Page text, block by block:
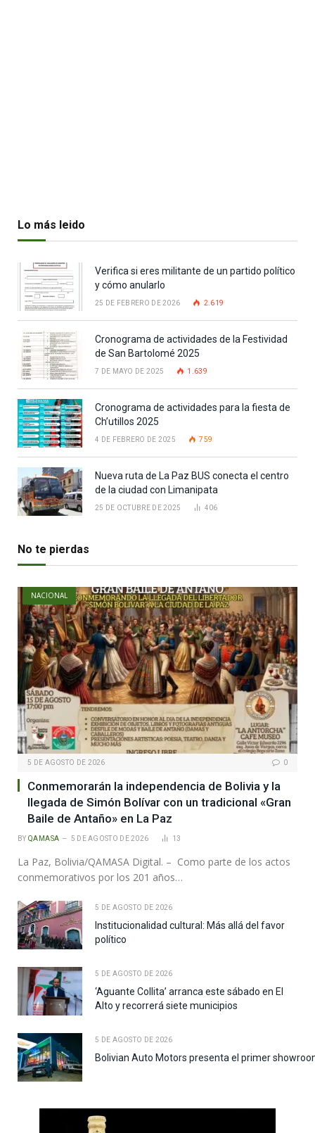
Lo más leido
Verifica si eres militante de un partido político
y cómo anularlo
25 DE FEBRERO DE 2026 2.619
Cronograma de actividades de la Festividad
de San Bartolomé 2025
7 DE MAYO DE 2025 1.639
Cronograma de actividades para la fiesta de
Ch’utillos 2025
4 DE FEBRERO DE 2025 759
Nueva ruta de La Paz BUS conecta el centro
de la ciudad con Limanipata
25 DE OCTUBRE DE 2025 406
No te pierdas
NACIONAL
5 DE AGOSTO DE 2026 0
Conmemorarán la independencia de Bolivia y la
llegada de Simón Bolívar con un tradicional «Gran
Baile de Antaño» en La Paz
BY QAMASA 5 DE AGOSTO DE 2026 13
La Paz, Bolivia/QAMASA Digital. – Como parte de los actos
conmemorativos por los 201 años…
5 DE AGOSTO DE 2026
Institucionalidad cultural: Más allá del favor
político
5 DE AGOSTO DE 2026
‘Aguante Collita’ arranca este sábado en El
Alto y recorrerá siete municipios
5 DE AGOSTO DE 2026
Bolivian Auto Motors presenta el primer